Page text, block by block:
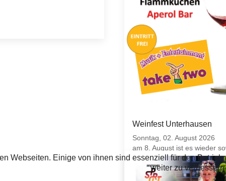
Weinfest Unterhausen
Sonntag, 02. August 2026
am 8. August ist es wieder
Weinfest in Unterhausen
Unterhausen statt.
Webseiten. Einige von ihnen sind essenziell für den
weiter zu verbessern